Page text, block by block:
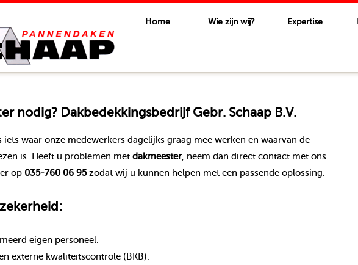
Home Wie zijn wij? Expertise
nodig? Dakbedekkingsbedrijf Gebr. Schaap B.V.
iets waar onze medewerkers dagelijks graag mee werken en waarvan de
is. Heeft u problemen met dakmeester, neem dan direct contact met ons
op 035-760 06 95zodat wij u kunnen helpen met een passende oplossing.
eigen personeel.
externe kwaliteitscontrole (BKB).